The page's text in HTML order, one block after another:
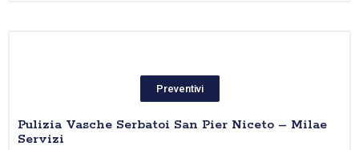
Preventivi
Pulizia Vasche Serbatoi San Pier Niceto – Milae
Servizi